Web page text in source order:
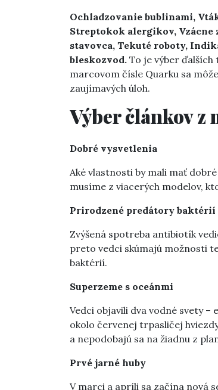
Ochladzovanie bublinami,
Streptokok alergikov, Vzácne
stavovca, Tekuté roboty,
bleskozvod. To je výber
marcovom čísle Quarku sa
zaujímavých úloh.
Výber článkov z
Dobré vysvetlenia
Aké vlastnosti by mali mať
musíme z viacerých modelov,
Prirodzené predátory baktérií
Zvýšená spotreba antibiotík
preto vedci skúmajú možnosti
baktérií.
Superzeme s oceánmi
Vedci objavili dva vodné svety
okolo červenej trpasličej
a nepodobajú sa na žiadnu z
Prvé jarné huby
V marci a apríli sa začína nová